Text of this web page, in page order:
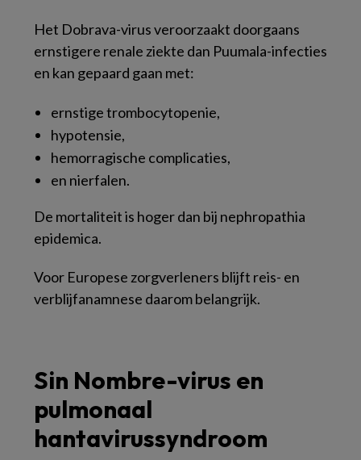
Het Dobrava-virus veroorzaakt doorgaans
ernstigere renale ziekte dan Puumala-infecties
en kan gepaard gaan met:
ernstige trombocytopenie,
hypotensie,
hemorragische complicaties,
en nierfalen.
De mortaliteit is hoger dan bij nephropathia
epidemica.
Voor Europese zorgverleners blijft reis- en
verblijfanamnese daarom belangrijk.
Sin Nombre-virus en
pulmonaal
hantavirussyndroom